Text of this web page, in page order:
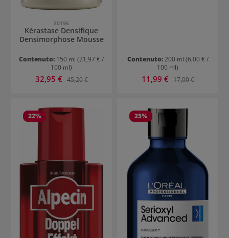
30196
Kérastase Densifique
Densimorphose Mousse
Contenuto: 150 ml (21,97 € /
100 ml)
Prezzo di vendita:
32,95 € Prezzo normale:
45,20 €
Contenuto:200 ml (6,00 € /
100 ml)
Prezzo di vendita:
11,99 € Prezzo normale:
17,00 €
22% 25%